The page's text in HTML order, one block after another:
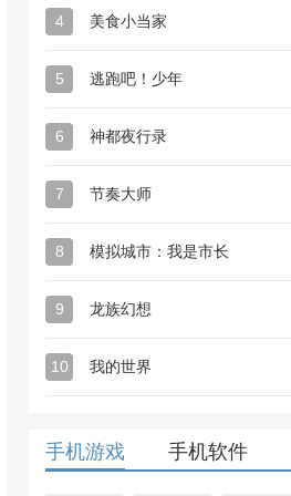
4 美食小当家
5 逃跑吧！少年
6 神都夜行录
7 节奏大师
8 模拟城市：我是市长
9 龙族幻想
10 我的世界
手机游戏 手机软件